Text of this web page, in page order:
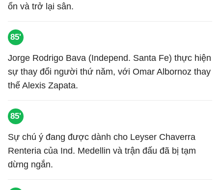
ổn và trở lại sân.
85'
Jorge Rodrigo Bava (Independ. Santa Fe) thực hiện
sự thay đổi người thứ năm, với Omar Albornoz thay
thế Alexis Zapata.
85'
Sự chú ý đang được dành cho Leyser Chaverra
Renteria của Ind. Medellin và trận đấu đã bị tạm
dừng ngắn.